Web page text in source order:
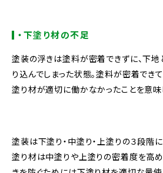
・下塗り材の不足
塗装の浮きは塗料が密着できずに、下
り込んでしまった状態。塗料が密着でき
塗り材が適切に働かなかったことを意味
塗装は下塗り・中塗り・上塗りの３段階
塗り材は中塗りや上塗りの密着度を高